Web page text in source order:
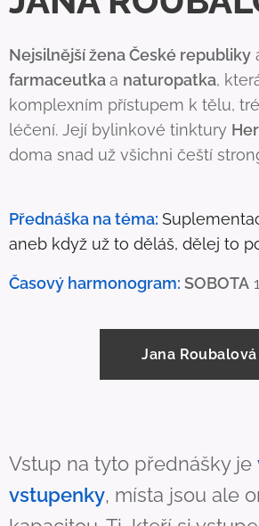
Nejsilnější žena České republiky
farmaceutkaa naturopatka,
komplexním přístupem k tělu,
léčení. Její bylinkové tinktury
doma snad už všichni čeští
Přednáška na téma:
aneb když už to děláš, dělej to
Časový harmonogram: SOBOTA
Jana Roubalová
Vstup na tyto přednášky je
vstupenky, místa jsou ale